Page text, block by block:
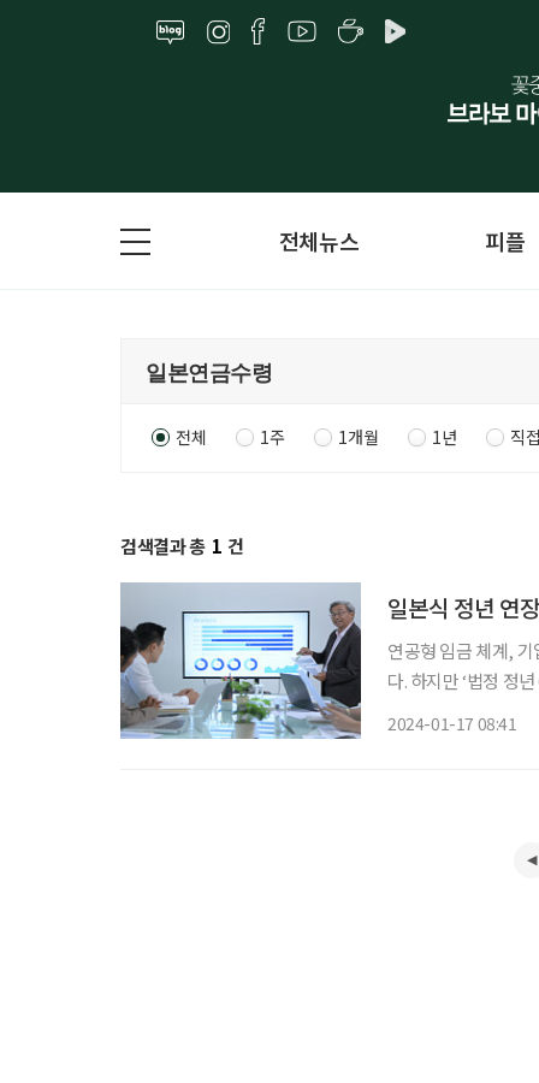
전체뉴스 피플
전체 1주 1개월 1년 직
검색결과 총 1 건
일본식 정년 연
연공형 임금 체계,
다. 하지만 ‘법정 정
2024-01-17 08:41